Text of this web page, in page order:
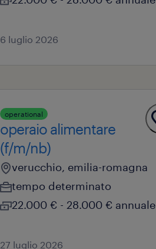
6 luglio 2026
operational
operaio alimentare
(f/m/nb)
verucchio, emilia-romagna
tempo determinato
22.000 € - 28.000 € annuale
27 luglio 2026